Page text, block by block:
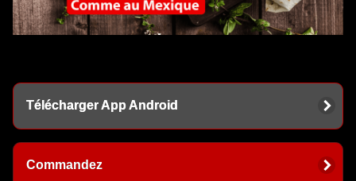
Télécharger App Android
Commandez